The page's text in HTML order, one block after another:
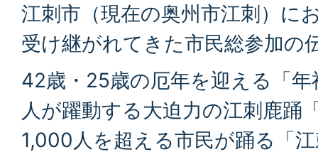
江刺市（現在の奥州市江刺）に
受け継がれてきた市民総参加の
42歳・25歳の厄年を迎える「
人が躍動する大迫力の江刺鹿踊
1,000人を超える市民が踊る「